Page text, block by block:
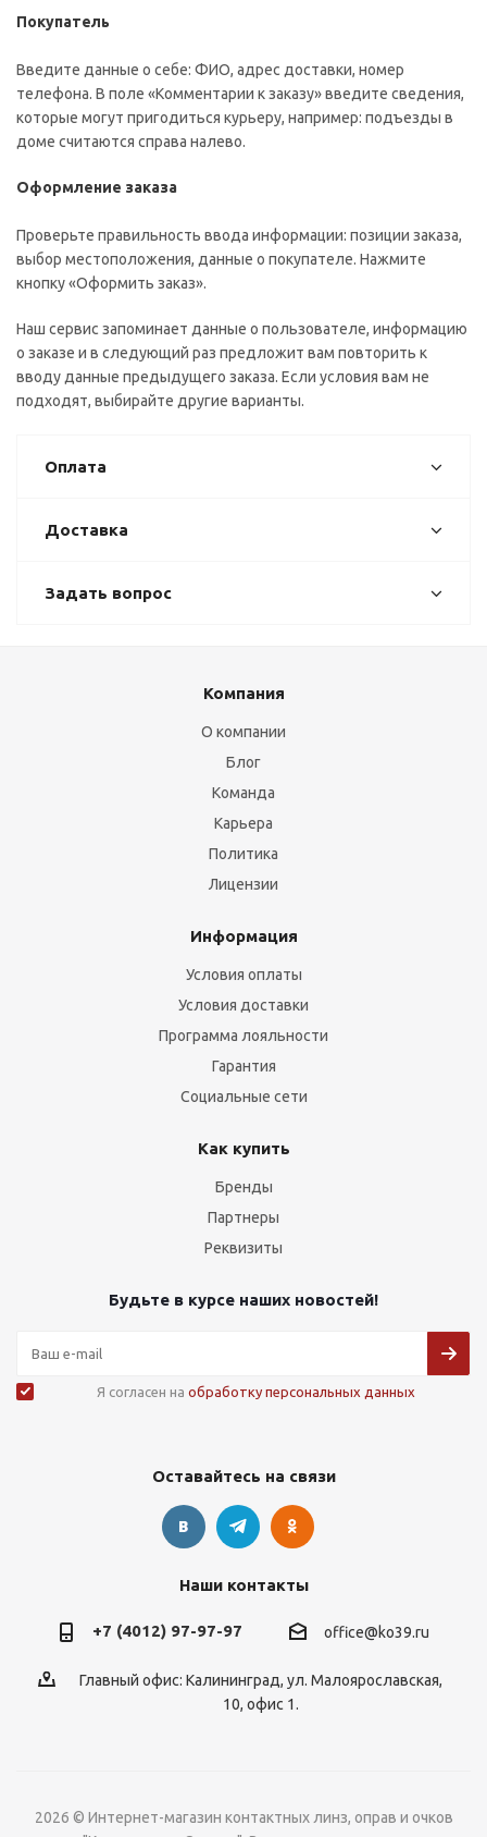
Покупатель
Введите данные о себе: ФИО, адрес доставки, номер
телефона. В поле «Комментарии к заказу» введите сведения,
которые могут пригодиться курьеру, например: подъезды в
доме считаются справа налево.
Оформление заказа
Проверьте правильность ввода информации: позиции заказа,
выбор местоположения, данные о покупателе. Нажмите
кнопку «Оформить заказ».
Наш сервис запоминает данные о пользователе, информацию
о заказе и в следующий раз предложит вам повторить к
вводу данные предыдущего заказа. Если условия вам не
подходят, выбирайте другие варианты.
Оплата
Доставка
Задать вопрос
Компания
О компании
Блог
Команда
Карьера
Политика
Лицензии
Информация
Условия оплаты
Условия доставки
Программа лояльности
Гарантия
Социальные сети
Как купить
Бренды
Партнеры
Реквизиты
Будьте в курсе наших новостей!
Я согласен на обработку персональных данных
Оставайтесь на связи
Наши контакты
+7 (4012) 97-97-97 office@ko39.ru
Главный офис: Калининград, ул. Малоярославская,
10, офис 1.
2026 © Интернет-магазин контактных линз, оправ и очков